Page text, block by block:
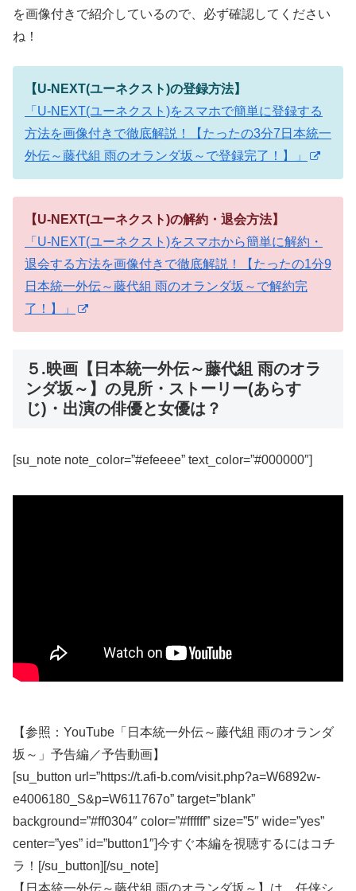
を画像付きで紹介しているので、必ず確認してください
ね！
【U-NEXT(ユーネクスト)の登録方法】
「U-NEXT(ユーネクスト)をスマホで簡単に登録する
方法を画像付きで徹底解説！【たったの3分7日本統一
外伝～藤代組 雨のオランダ坂～で登録完了！】」
【U-NEXT(ユーネクスト)の解約・退会方法】
「U-NEXT(ユーネクスト)をスマホから簡単に解約・
退会する方法を画像付きで徹底解説！【たったの1分9
日本統一外伝～藤代組 雨のオランダ坂～で解約完
了！】」
５.映画【日本統一外伝～藤代組 雨のオラ
ンダ坂～】の見所・ストーリー(あらす
じ)・出演の俳優と女優は？
[su_note note_color=”#efeeee” text_color=”#000000″]
【参照：YouTube「日本統一外伝～藤代組 雨のオランダ
坂～」予告編／予告動画】
[su_button url=”https://t.afi-b.com/visit.php?a=W6892w-
e4006180_S&p=W611767o” target=”blank”
background=”#ff0304″ color=”#ffffff” size=”5″ wide=”yes”
center=”yes” id=”button1″]今すぐ本編を視聴するにはコチ
ラ！[/su_button][/su_note]
【日本統一外伝～藤代組 雨のオランダ坂～】は、任侠シ